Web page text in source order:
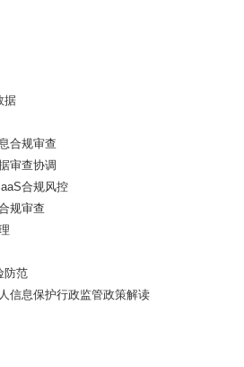
据
合规审查
审查协调
合规风控
规审查
防范
信息保护行政监管政策解读